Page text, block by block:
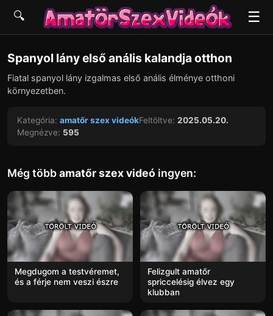
☰
🔍
▶
Spanyol lány első anális kalandja otthon
Fiatal spanyol lány izgalmas első anális élménye otthoni
környezetben.
Kategória: amatőr szex videókFeltöltve: 2025.05.20.
Megnézve: 595
Még többamatőr szex videó ingyen:
Megdugom a testvéremet,
és a férje nem veszi észre
Felizgult amatőr
spriccelésig élvez egy
klubban